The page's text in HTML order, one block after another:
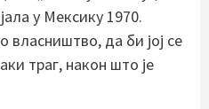
у Мексику 1970.
власништво, да би јој се
траг, након што је